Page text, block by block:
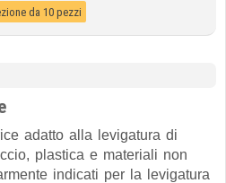
da 10 pezzi
adatto alla levigatura di
plastica e materiali non
indicati per la levigatura